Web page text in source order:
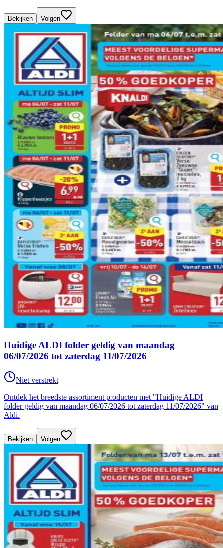
Bekijken Volgen
Huidige ALDI folder geldig van maandag
06/07/2026 tot zaterdag 11/07/2026
Niet verstrekt
Ontdek het breedste assortiment producten met "Huidige ALDI
folder geldig van maandag 06/07/2026 tot zaterdag 11/07/2026" van
Aldi.
Bekijken Volgen